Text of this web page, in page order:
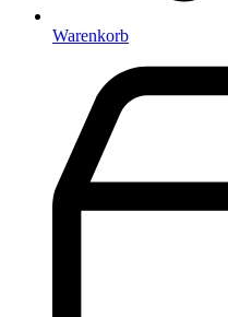
Warenkorb